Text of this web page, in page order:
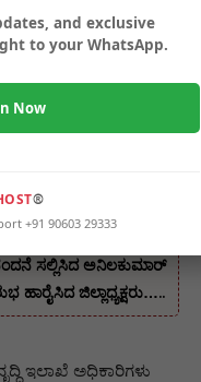
ಸಲ್ಲಿಸಿದ ಅನಿಲಕುಮಾರ್
ಜಿಲ್ಲಾಧ್ಯಕ್ಷರು…..
ಇಲಾಖೆ ಅಧಿಕಾರಿಗಳು
and exclusive
to your WhatsApp.
Now
®
+91 90603 29333